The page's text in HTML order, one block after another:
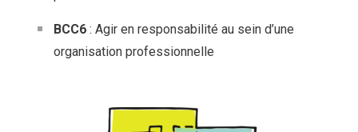
BCC6 : Agir en responsabilité au sein d’une
organisation professionnelle